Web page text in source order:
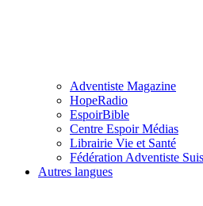
Adventiste Magazine
HopeRadio
EspoirBible
Centre Espoir Médias
Librairie Vie et Santé
Fédération Adventiste
Autres langues